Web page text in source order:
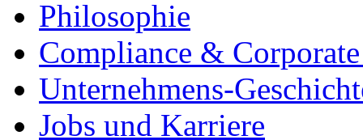
Philosophie
Compliance &
Unternehmens-
Jobs und Karriere